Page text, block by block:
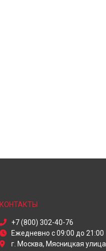
КОНТАКТЫ
+7 (800) 302-40-76
Ежедневно с 09:00 до 21:00
г. Москва, Мясницкая